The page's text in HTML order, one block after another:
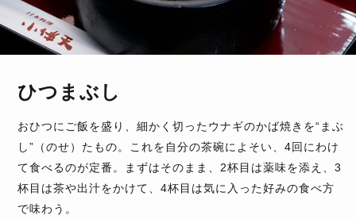
ひつまぶし
おひつにご飯を盛り、細かく切ったウナギのかば焼きを“まぶ
し”（のせ）たもの。これを自分の茶碗によそい、4回にわけ
て食べるのが定番。まずはそのまま、2杯目は薬味を添え、3
杯目は茶や出汁をかけて、4杯目は気に入った好みの食べ方
で味わう。